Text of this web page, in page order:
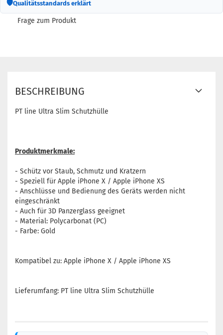
🛡Qualitätsstandards erklärt
Frage zum Produkt
BESCHREIBUNG
PT line Ultra Slim Schutzhülle
Produktmerkmale:
- Schütz vor Staub, Schmutz und Kratzern
- Speziell für Apple iPhone X / Apple iPhone XS
- Anschlüsse und Bedienung des Geräts werden nicht
eingeschränkt
- Auch für 3D Panzerglass geeignet
- Material: Polycarbonat (PC)
- Farbe: Gold
Kompatibel zu: Apple iPhone X / Apple iPhone XS
Lieferumfang: PT line Ultra Slim Schutzhülle